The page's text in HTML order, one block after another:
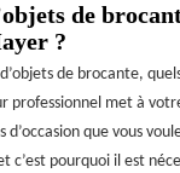
de
?
de brocante,
professionnel met à
d’occasion que vous
c’est pourquoi il est